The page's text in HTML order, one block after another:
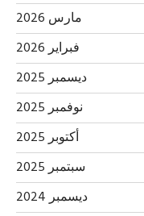
مارس 2026
فبراير 2026
ديسمبر 2025
نوفمبر 2025
أكتوبر 2025
سبتمبر 2025
ديسمبر 2024